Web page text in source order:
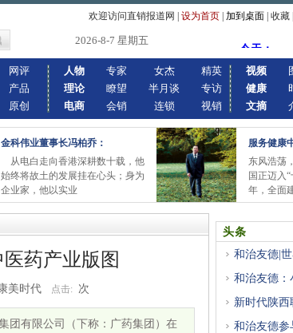
欢迎访问直销报道网 设为首页 加到桌面 收藏
2026-8-7 星期五
网评
产品
原创
人物
理论
电商
专家
瞭望
会销
女杰
半月谈
连锁
精英
专访
视销
视频
健康
文摘
金科伟业董事长冯柏乔：
从电白走向香港深耕数十载，他
始终将故土的发展挂在心头；身为
企业家，他以实业
服务健康
东风浩荡
国正迈入
年，全面
药产业版图
美时代 点击: 次
团有限公司（下称：广药集团）在
头条
和治友德|
和治友德：
新时代陕
和治友德参